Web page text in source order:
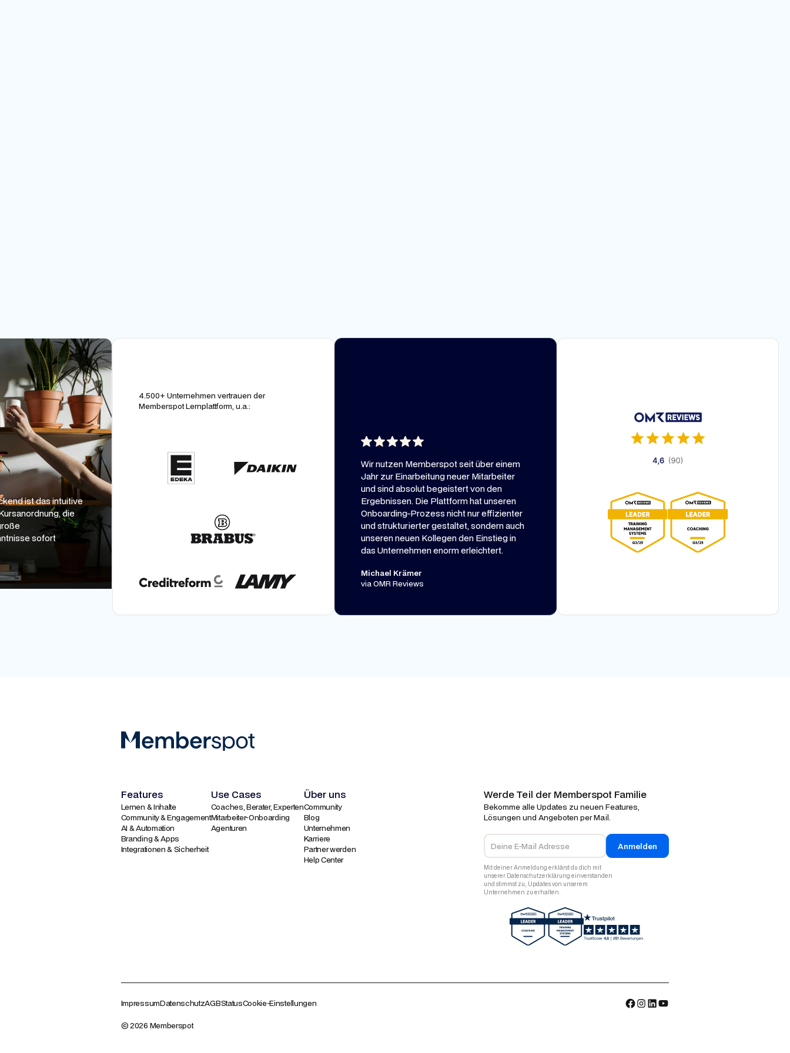
ist das intuitive
die
sofort
4.500+ Unternehmen vertrauen der
Memberspot Lernplattform, u.a.:
Wir nutzen Memberspot seit über einem
Jahr zur Einarbeitung neuer Mitarbeiter
und sind absolut begeistert von den
Ergebnissen. Die Plattform hat unseren
Onboarding-Prozess nicht nur effizienter
und strukturierter gestaltet, sondern auch
unseren neuen Kollegen den Einstieg in
das Unternehmen enorm erleichtert.
Michael Krämer
via OMR Reviews
Features
Lernen & Inhalte
Community & Engagement
AI & Automation
Branding & Apps
Integrationen & Sicherheit
Use Cases
Coaches, Berater, Experten
Mitarbeiter-Onboarding
Agenturen
Über uns
Community
Blog
Unternehmen
Karriere
Partner werden
Help Center
Werde Teil der Memberspot Familie
Bekomme alle Updates zu neuen Features,
Lösungen und Angeboten per Mail.
Mit deiner Anmeldung erklärst du dich mit
unserer Datenschutzerklärung einverstanden
und stimmst zu, Updates von unserem
Unternehmen zu erhalten.
ImpressumDatenschutzAGBStatusCookie-Einstellungen
© 2026 Memberspot